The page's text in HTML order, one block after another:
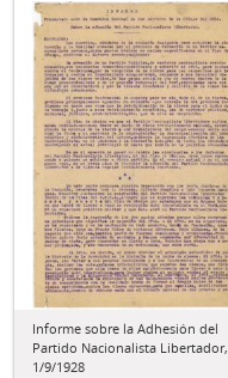
Informe sobre la Adhesión del
Partido Nacionalista Libertador,
1/9/1928